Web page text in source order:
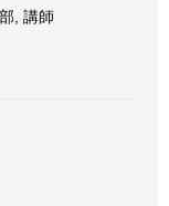
, 講師